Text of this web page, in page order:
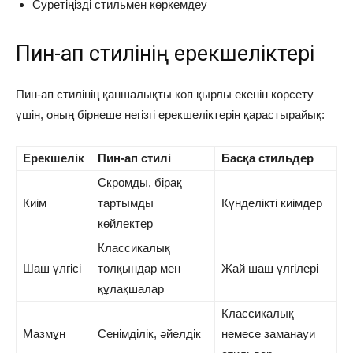
Суретіңізді стильмен көркемдеу
Пин-ап стилінің ерекшеліктері
Пин-ап стилінің қаншалықты көп қырлы екенін көрсету
үшін, оның бірнеше негізгі ерекшеліктерін қарастырайық:
Ерекшелік Пин-ап стилі Басқа стильдер
Киім
Скромды, бірақ
тартымды
көйлектер
Күнделікті киімдер
Шаш үлгісі
Классикалық
толқындар мен
құлақшалар
Жай шаш үлгілері
Мазмұн Сенімділік, әйелдік
Классикалық
немесе заманауи